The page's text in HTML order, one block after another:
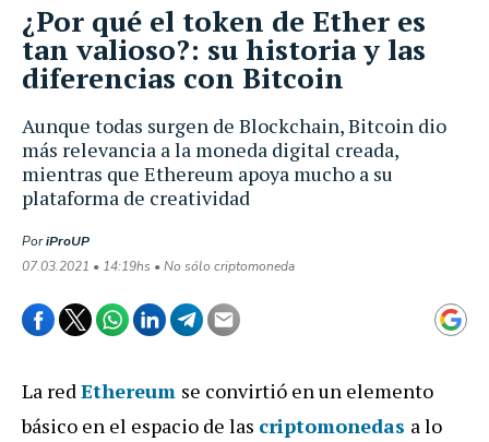
Aunque todas surgen de Blockchain, Bitcoin dio
más relevancia a la moneda digital creada,
mientras que Ethereum apoya mucho a su
plataforma de creatividad
PoriProUP
07.03.2021 • 14:19hs • No sólo criptomoneda
¿Por qué el token de Ether es
tan valioso?: su historia y las
diferencias con Bitcoin
La redEthereum se convirtió en un elemento
básico en el espacio de las criptomonedas a lo